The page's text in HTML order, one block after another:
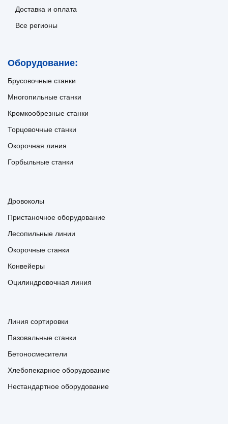
Доставка и оплата
Все регионы
Оборудование:
Брусовочные станки
Многопильные станки
Кромкообрезные станки
Торцовочные станки
Окорочная линия
Горбыльные станки
Дровоколы
Пристаночное оборудование
Лесопильные линии
Окорочные станки
Конвейеры
Оцилиндровочная линия
Линия сортировки
Пазовальные станки
Бетоносмесители
Хлебопекарное оборудование
Нестандартное оборудование